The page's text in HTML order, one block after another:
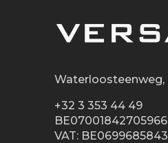
Waterloosteenweg,
+32 3 353 44 49
BE07001842705966
VAT: BE0699685843